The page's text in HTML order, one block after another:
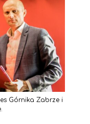
Górnika Zabrze i